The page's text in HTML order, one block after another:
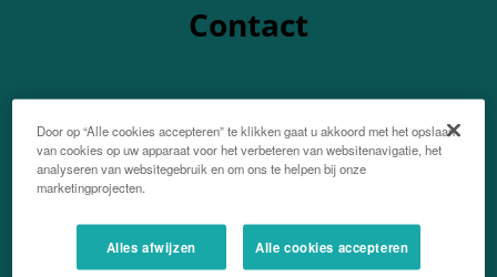
Contact
Voor- en achternaam
Emailadres
Door op “Alle cookies accepteren” te klikken gaat u akkoord met het opslaan
van cookies op uw apparaat voor het verbeteren van websitenavigatie, het
analyseren van websitegebruik en om ons te helpen bij onze
marketingprojecten.
Alles afwijzen Alle cookies accepteren